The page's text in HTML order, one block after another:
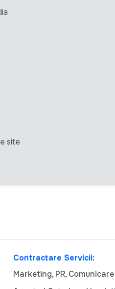
site
Contractare Servicii:
Marketing, PR, Comunicare